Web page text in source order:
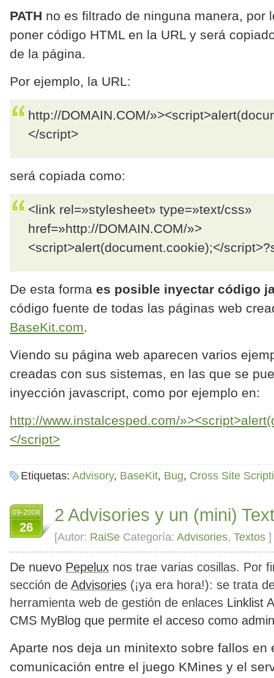
PATH no es filtrado de ninguna manera, por
poner código HTML en la URL y será
de la página.
Por ejemplo, la URL:
http://DOMAIN.COM/
</script>
será copiada como:
<link rel=»stylesheet» type=»text/css»
href=»http://DOMAIN.COM/»>
<script>alert(document.cookie);</
De esta forma es posible inyectar código
código fuente de todas las páginas web
BaseKit.com.
Viendo su página web aparecen varios
creadas con sus sistemas, en las que se
inyección javascript, como por ejemplo en:
http://www.instalcesped.com/
</script>
Etiquetas: Advisory, BaseKit, Bug, Cross Site
09-2008
26
2 Advisories y un (mini)
[Autor: RaiSe Categoría: Advisories, Textos ]
De nuevo Pepelux nos trae varias cosillas. Por
sección de Advisories (¡ya era hora!): se trata
herramienta web de gestión de enlaces Linklist
CMS MyBlog que permite el acceso como
Aparte nos deja un minitexto sobre fallos en
comunicación entre el juego KMines y el